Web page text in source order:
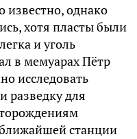
известно, однако
хотя пласты были
и уголь
в мемуарах Пётр
исследовать
разведку для
станции